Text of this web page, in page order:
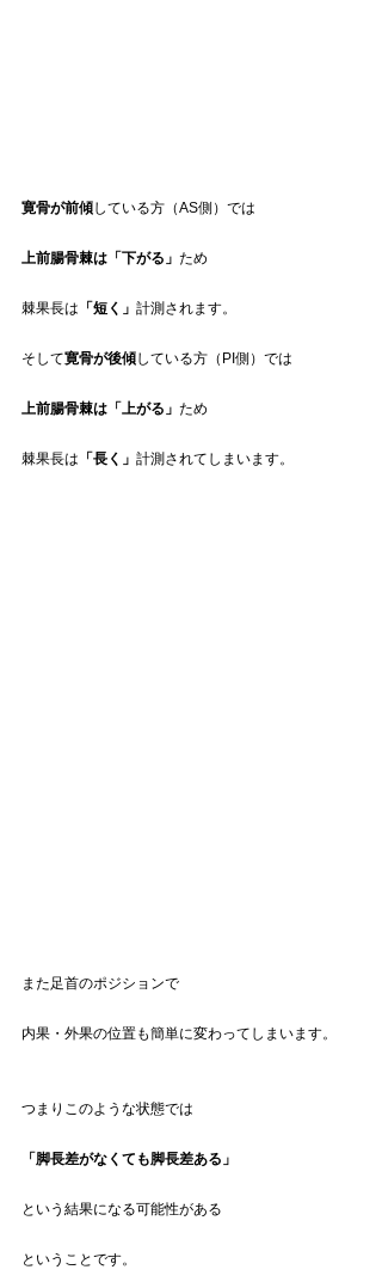
寛骨が前傾している方（AS側）では
上前腸骨棘は「下がる」 ため
棘果長は 「短く」 計測されます。
そして寛骨が後傾している方（PI側）では
上前腸骨棘は「上がる」 ため
棘果長は 「長く」 計測されてしまいます。
また足首のポジションで
内果・外果の位置も簡単に変わってしまいます。
つまりこのような状態では
「脚長差がなくても脚長差ある」
という結果になる可能性がある
ということです。